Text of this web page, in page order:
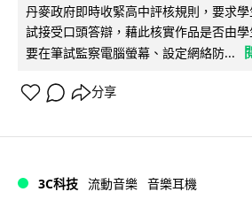
丹麥政府即時收緊高中評核規則，要求
試接受口頭答辯，藉此核實作品是否由
要在筆試監察電腦螢幕、設定網絡防...
分享
3C科技 流動音樂 音樂耳機